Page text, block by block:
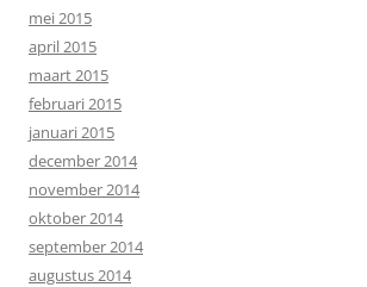
mei 2015
april 2015
maart 2015
februari 2015
januari 2015
december 2014
november 2014
oktober 2014
september 2014
augustus 2014